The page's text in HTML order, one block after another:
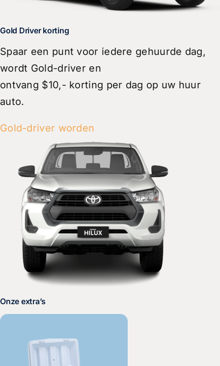
Gold Driver korting
Spaar een punt voor iedere gehuurde dag,
wordt Gold-driver en
ontvang $10,- korting per dag op uw huur
auto.
Gold-driver worden
Onze extra’s